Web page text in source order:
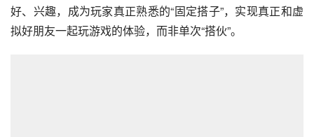
好、兴趣，成为玩家真正熟悉的“固定搭子”，实现真正和虚
拟好朋友一起玩游戏的体验，而非单次“搭伙”。